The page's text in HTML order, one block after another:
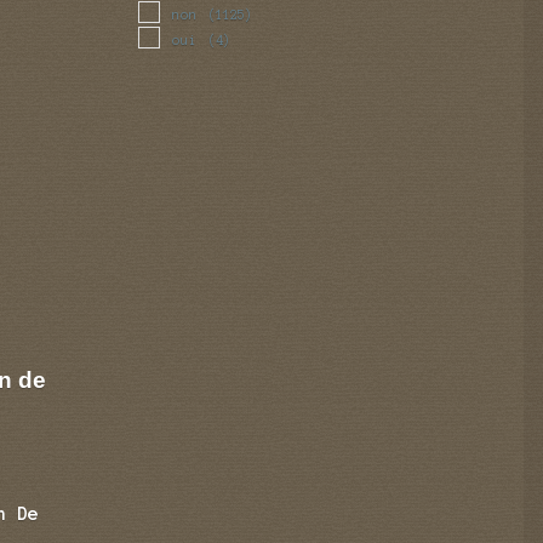
de
De
non (1125)
oui (4)